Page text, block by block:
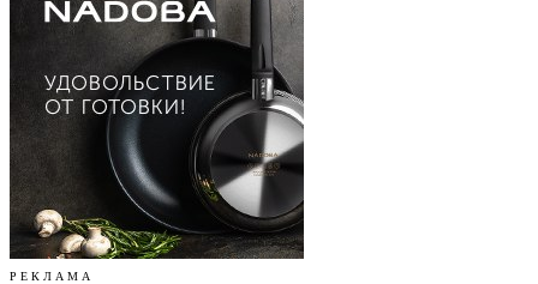
Р Е К Л А М А